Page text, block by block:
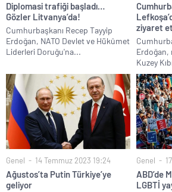
Diplomasi trafiği başladı…
Gözler Litvanya’da!
Cumhurbaşkanı Recep Tayyip
Erdoğan, NATO Devlet ve Hükûmet
Liderleri Doruğu'na...
ziyaret
Erdoğan,
Kuzey
Genel 14 Temmuz 2023 19:24
Ağustos’ta Putin Türkiye’ye
geliyor
Genel
ABD’de
LGBTİ